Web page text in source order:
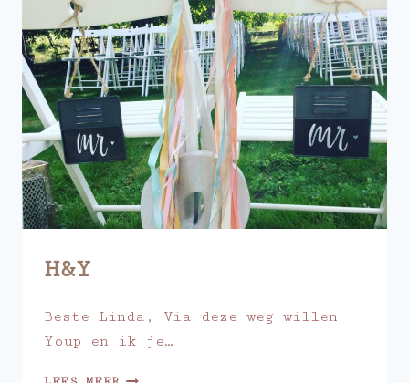
H&Y
Beste Linda, Via deze weg willen
Youp en ik je…
H&Y